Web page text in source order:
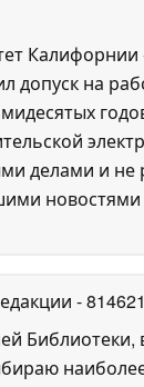
Калифорнии
на
делами и
-